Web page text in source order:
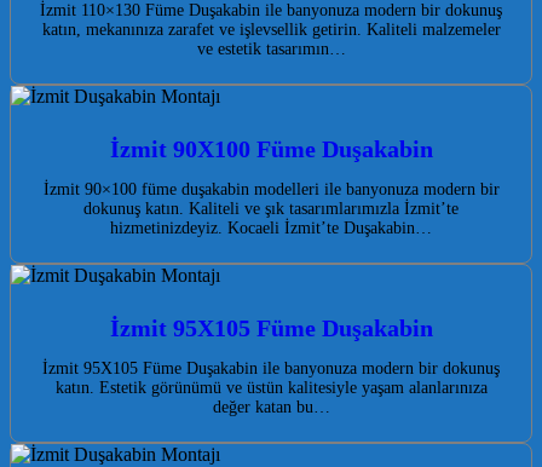
İzmit 110×130 Füme Duşakabin ile banyonuza modern bir dokunuş
katın, mekanınıza zarafet ve işlevsellik getirin. Kaliteli malzemeler
ve estetik tasarımın…
İzmit 90X100 Füme Duşakabin
İzmit 90×100 füme duşakabin modelleri ile banyonuza modern bir
dokunuş katın. Kaliteli ve şık tasarımlarımızla İzmit’te
hizmetinizdeyiz. Kocaeli İzmit’te Duşakabin…
İzmit 95X105 Füme Duşakabin
İzmit 95X105 Füme Duşakabin ile banyonuza modern bir dokunuş
katın. Estetik görünümü ve üstün kalitesiyle yaşam alanlarınıza
değer katan bu…